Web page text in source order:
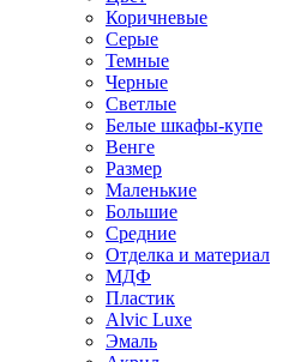
Коричневые
Серые
Темные
Черные
Светлые
Белые шкафы-купе
Венге
Размер
Маленькие
Большие
Средние
Отделка и материал
МДФ
Пластик
Alvic Luxe
Эмаль